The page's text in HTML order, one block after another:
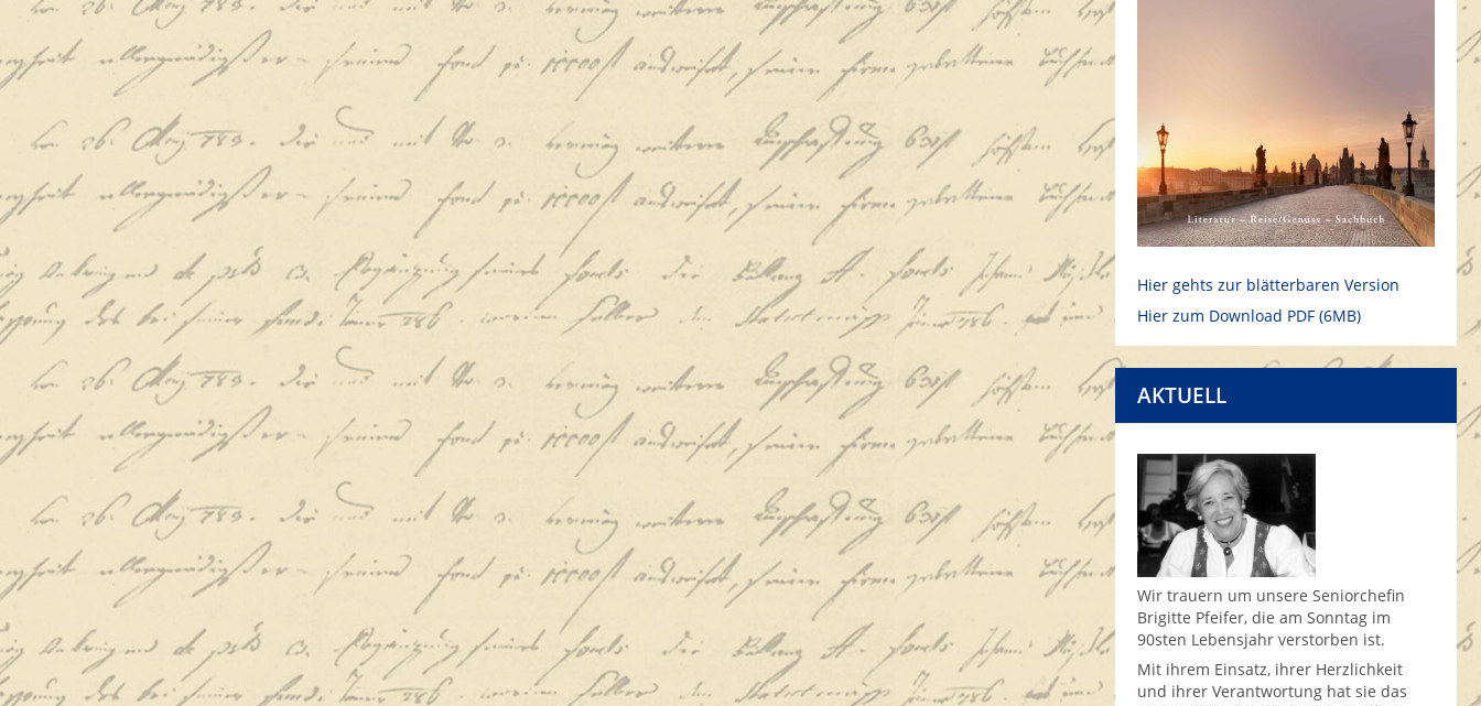
Hier gehts zur blätterbaren Version
Hier zum Download PDF (6MB)
AKTUELL
Wir trauern um unsere Seniorchefin
Brigitte Pfeifer, die am Sonntag im
90sten Lebensjahr verstorben ist.
Mit ihrem Einsatz, ihrer Herzlichkeit
und ihrer Verantwortung hat sie das